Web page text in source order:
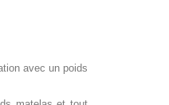
avec un poids